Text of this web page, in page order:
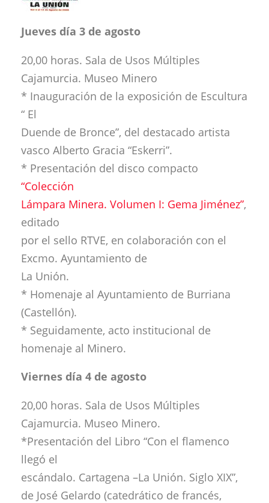
Jueves día 3 de agosto
20,00 horas. Sala de Usos Múltiples
Cajamurcia. Museo Minero
* Inauguración de la exposición de Escultura
“ El
Duende de Bronce”, del destacado artista
vasco Alberto Gracia “Eskerri”.
* Presentación del disco compacto
“Colección
Lámpara Minera. Volumen I: Gema Jiménez”,
editado
por el sello RTVE, en colaboración con el
Excmo. Ayuntamiento de
La Unión.
* Homenaje al Ayuntamiento de Burriana
(Castellón).
* Seguidamente, acto institucional de
homenaje al Minero.
Viernes día 4 de agosto
20,00 horas. Sala de Usos Múltiples
Cajamurcia. Museo Minero.
*Presentación del Libro “Con el flamenco
llegó el
escándalo. Cartagena –La Unión. Siglo XIX”,
de José Gelardo (catedrático de francés,